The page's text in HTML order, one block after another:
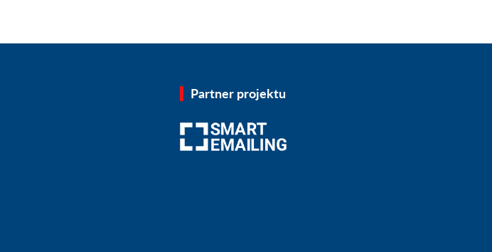
Partner projektu